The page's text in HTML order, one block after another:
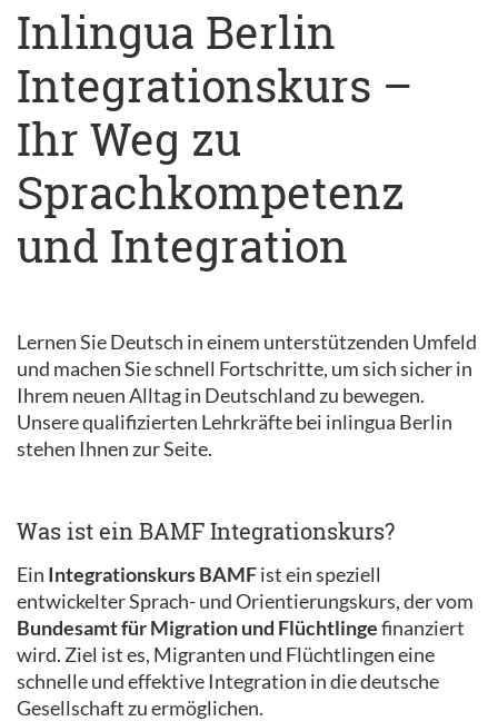
Inlingua Berlin
Integrationskurs –
Ihr Weg zu
Sprachkompetenz
und Integration
Lernen Sie Deutsch in einem unterstützenden Umfeld
und machen Sie schnell Fortschritte, um sich sicher in
Ihrem neuen Alltag in Deutschland zu bewegen.
Unsere qualifizierten Lehrkräfte bei inlingua Berlin
stehen Ihnen zur Seite.
Was ist ein BAMF Integrationskurs?
Ein Integrationskurs BAMFist ein speziell
entwickelter Sprach- und Orientierungskurs, der vom
Bundesamt für Migration und Flüchtlingefinanziert
wird. Ziel ist es, Migranten und Flüchtlingen eine
schnelle und effektive Integration in die deutsche
Gesellschaft zu ermöglichen.